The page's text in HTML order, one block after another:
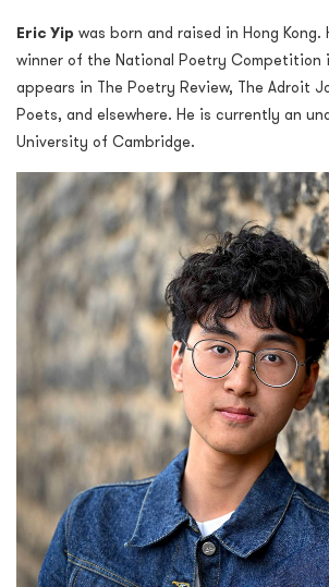
Eric Yip was born and raised in Hong Kong.
winner of the National Poetry Competition
appears in The Poetry Review, The Adroit
Poets, and elsewhere. He is currently an
University of Cambridge.